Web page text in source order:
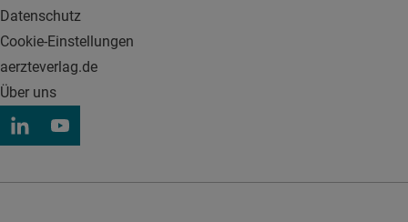
Datenschutz
Cookie-Einstellungen
aerzteverlag.de
Über uns